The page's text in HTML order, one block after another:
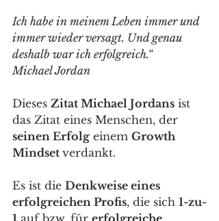
Ich habe in meinem Leben immer und
immer wieder versagt. Und genau
deshalb war ich erfolgreich.“
Michael Jordan
Dieses Zitat Michael Jordans ist
das Zitat eines Menschen, der
seinen Erfolg einem Growth
Mindset verdankt.
Es ist die Denkweise eines
erfolgreichen Profis, die sich 1-zu-